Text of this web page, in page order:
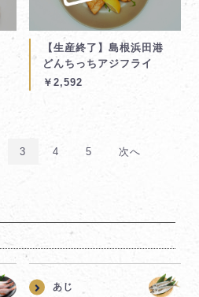
【生産終了】島根浜田港
どんちっちアジフライ
￥2,592
3 4 5 次へ
あじ